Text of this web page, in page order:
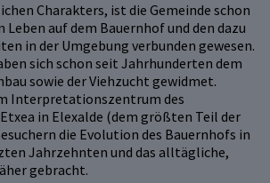
Charakters, ist die Gemeinde schon
auf dem Bauernhof und den dazu
in der Umgebung verbunden gewesen.
sich schon seit Jahrhunderten dem
sowie der Viehzucht gewidmet.
Interpretationszentrum des
in Elexalde (dem größten Teil der
die Evolution des Bauernhofs in
Jahrzehnten und das alltägliche,
gebracht.